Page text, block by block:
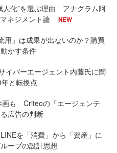
人化”を選ぶ理由 アナグラム阿
ネジメント論
NEW
用」は成果が出ないのか？購買
かす条件
イバーエージェント内藤氏に聞
と転換点
画も Criteoの「エージェンテ
広告の判断
を「消費」から「資産」に
ープの設計思想